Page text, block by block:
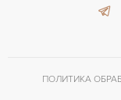
ПОЛИТИКА